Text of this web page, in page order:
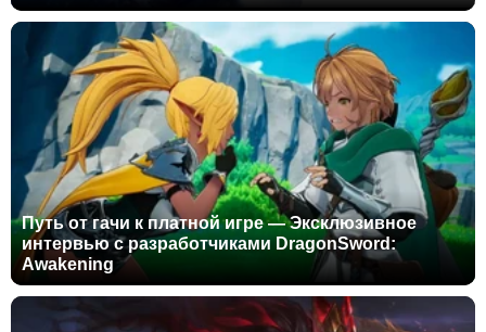
Путь от гачи к платной игре — Эксклюзивное
интервью с разработчиками DragonSword:
Awakening